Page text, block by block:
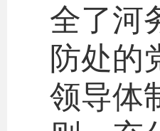
全了河
防处的
领导体